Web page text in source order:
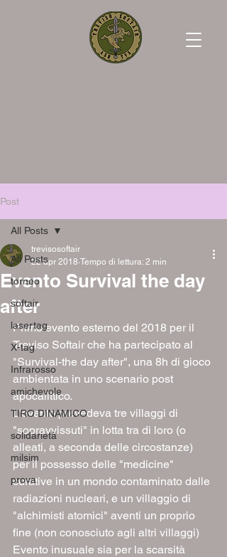
Post
All Posts
torneo
softair
lasertag
X-tag
Infrarosso
amichevole
TIRO DINAMICO
solidarietà
milsim
prova
All Posts
Evento Survival the day
after
trevisosoftair
22 apr 2018 Tempo di lettura: 2 min
Primo evento esterno del 2018 per il
Treviso Softair che ha partecipato al
"Survival-the day after", una 8h di gioco
ambientata in uno scenario post
apocalittico.
L'evento prevedeva tre villaggi di
"sopravvissuti" in lotta tra di loro (o
alleati, a seconda delle circostanze)
per il possesso delle "medicine"
curative in un mondo contaminato dalle
radiazioni nucleari, e un villaggio di
"alchimisti atomici" aventi un proprio
fine (non conosciuto agli altri villaggi)
Evento inusuale sia per la scarsità